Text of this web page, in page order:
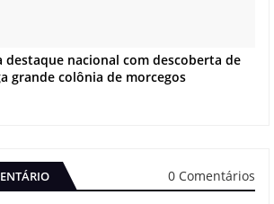
destaque nacional com descoberta de
grande colônia de morcegos
0 Comentários